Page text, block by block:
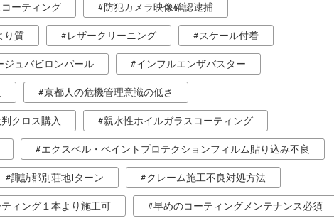
ーティング 防犯カメラ映像確認逮捕
り質 レザークリーニング スケール付着
ジュバビロンパール インフルエンザバスター
京都人の危機管理意識の低さ
クロス購入 親水性ホイルガラスコーティング
エクスペル・ペイントプロテクションフィルム貼り込み不良
諏訪郡別荘地Iターン クレーム施工不良対処方法
ィング１本より施工可 早めのコーティングメンテナンス必須